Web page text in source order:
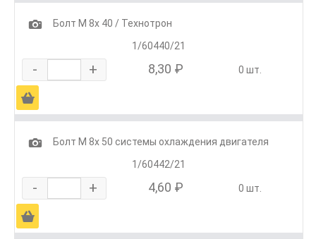
1
Болт М 8х 40 / Технотрон
1/60440/21
- + 8,30 ₽ 0 шт.
Ä
1
Болт М 8х 50 системы охлаждения двигателя
1/60442/21
- + 4,60 ₽ 0 шт.
Ä